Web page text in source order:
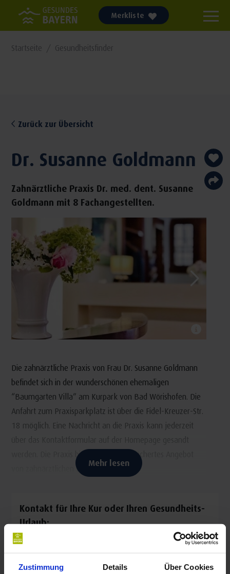
Zustimmung Details Über Cookies
Merkliste
Startseite Gesundheitsfinder
Zurück zur Übersicht
Dr. Susanne Goldmann
Zahnärztliche Praxis Dr. med. dent. Susanne
Goldmann mit 8 Fachangestellten.
Die zahnärztliche Praxis von Frau Dr. Susanne Goldmann
befindet sich in der wunderschönen ehemaligen
“Baumgarten Villa” am Kurpark von Bad Wörishofen. Die
Anfahrt zum Praxisparkplatz ist über die Fidel-Kreuzer-Str.
18 möglich. Eine Nachricht an die Praxis kann jederzeit
werden. Die Praxis bietet ein breit gefächertes Angebot
von zahnärztlichen Leistungen:
Endodontie/Wurzelkanal
Ästhetische Zahnheilkunde
Prophylaxe
Mehr lesen
Kontakt für Ihre Kur oder Ihren Gesundheits-
Urlaub:
Zahnarztpraxis Goldmann
Alfred-Baumgarten-Str. 4